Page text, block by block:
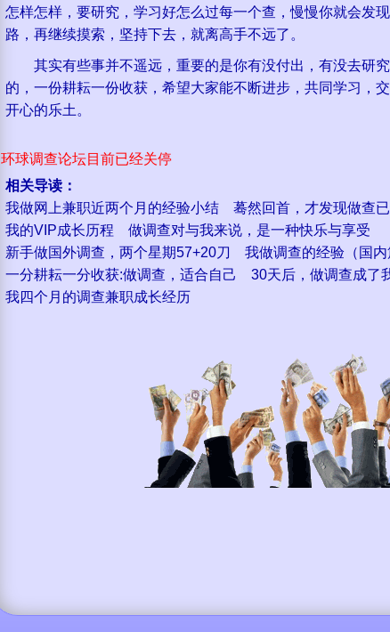
怎样怎样，要研究，学习好怎么过每一个查，慢慢你就会发
路，再继续摸索，坚持下去，就离高手不远了。
其实有些事并不遥远，重要的是你有没付出，有没去研究
的，一份耕耘一份收获，希望大家能不断进步，共同学习，
开心的乐土。
环球调查论坛目前已经关停
相关导读：
我做网上兼职近两个月的经验小结
蓦然回首，才发现做查已
我的VIP成长历程
做调查对与我来说，是一种快乐与享受
新手做国外调查，两个星期57+20刀
我做调查的经验（国内
一分耕耘一分收获:做调查，适合自己
30天后，做调查成了
我四个月的调查兼职成长经历